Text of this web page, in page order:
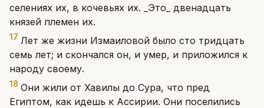
селениях их, в кочевьях их. _Это_ двенадцать
князей племен их.
17 Лет же жизни Измаиловой было сто тридцать
семь лет; и скончался он, и умер, и приложился к
народу своему.
18 Они жили от Хавилы до Сура, что пред
Египтом, как идешь к Ассирии. Они поселились